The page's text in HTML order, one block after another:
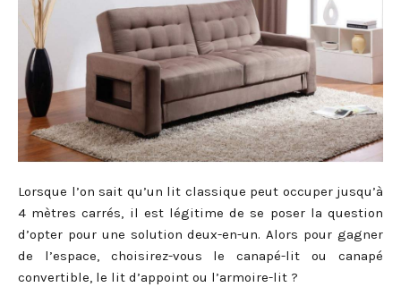
Lorsque l’on sait qu’un lit classique peut occuper jusqu’à
4 mètres carrés, il est légitime de se poser la question
d’opter pour une solution deux-en-un. Alors pour gagner
de l’espace, choisirez-vous le canapé-lit ou canapé
convertible, le lit d’appoint ou l’armoire-lit ?